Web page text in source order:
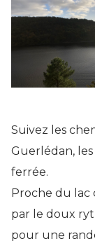
Suivez les
Guerlédan,
ferrée.
Proche du lac
par le doux
pour une